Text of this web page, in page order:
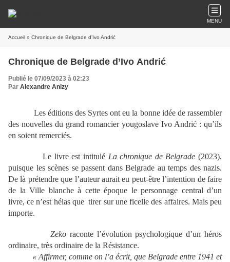
MENU
Accueil » Chronique de Belgrade d’Ivo Andrić
Chronique de Belgrade d’Ivo Andrić
Publié le 07/09/2023 à 02:23
Par Alexandre Anizy
Les éditions des Syrtes ont eu la bonne idée de rassembler
des nouvelles du grand romancier yougoslave Ivo Andrić : qu’ils
en soient remerciés.
Le livre est intitulé La chronique de Belgrade (2023),
puisque les scènes se passent dans Belgrade au temps des nazis.
De là prétendre que l’auteur aurait eu peut-être l’intention de faire
de la Ville blanche à cette époque le personnage central d’un
livre, ce n’est hélas que tirer sur une ficelle des affaires. Mais peu
importe.
Zekoraconte l’évolution psychologique d’un héros
ordinaire, très ordinaire de la Résistance.
« Affirmer, comme on l’a écrit, que Belgrade entre 1941 et